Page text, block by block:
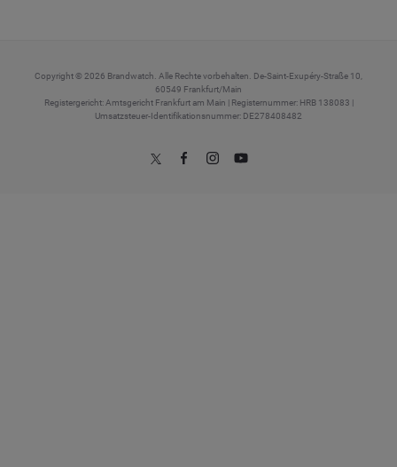
Copyright © 2026 Brandwatch. Alle Rechte vorbehalten. De-Saint-Exupéry-Straße 10,
60549 Frankfurt/Main
Registergericht: Amtsgericht Frankfurt am Main | Registernummer: HRB 138083 |
Umsatzsteuer-Identifikationsnummer: DE278408482